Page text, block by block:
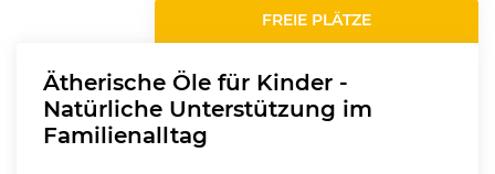
FREIE PLÄTZE
Ätherische Öle für Kinder -
Natürliche Unterstützung im
Familienalltag